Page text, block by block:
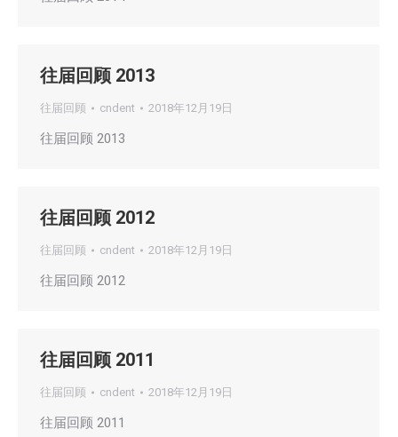
往届回顾 2013
往届回顾 cndent 2018年12月19日
往届回顾 2013
往届回顾 2012
往届回顾 cndent 2018年12月19日
往届回顾 2012
往届回顾 2011
往届回顾 cndent 2018年12月19日
往届回顾 2011